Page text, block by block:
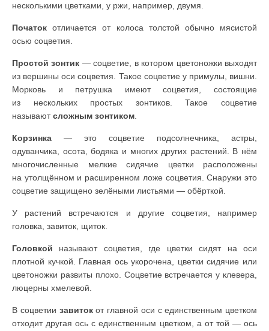
несколькими цветками, у ржи, например, двумя.
Початок отличается от колоса толстой обычно мясистой
осью соцветия.
Простой зонтик — соцветие, в котором цветоножки выходят
из вершины оси соцветия. Такое соцветие у примулы, вишни.
Морковь и петрушка име­ют соцветия, состоящие
из нескольких простых зонтиков. Такое соцветие
называютсложным зонтиком.
Корзинка — это соцветие подсолнечника, астры,
одуванчика, осота, бодя­ка и многих других растений. В нём
многочисленные мелкие сидячие цвет­ки расположены
на утолщённом и расширенном ложе соцветия. Снаружи это
соцветие защищено зелёными листьями — обёрткой.
У растений встречаются и другие соцветия, например
головка, завиток, щиток.
Головкой называют соцветия, где цветки сидят на оси
плотной кучкой. Главная ось укорочена, цветки сидячие или
цветоножки развиты плохо. Соцветие встречается у клевера,
люцерны хмелевой.
В соцветии завитокот главной оси с единственным цветком
отходит дру­гая ось с единственным цветком, а от той — ось